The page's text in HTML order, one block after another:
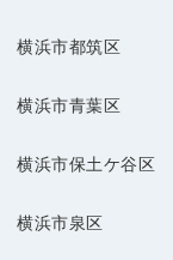
横浜市都筑区
横浜市青葉区
横浜市保土ケ谷区
横浜市泉区